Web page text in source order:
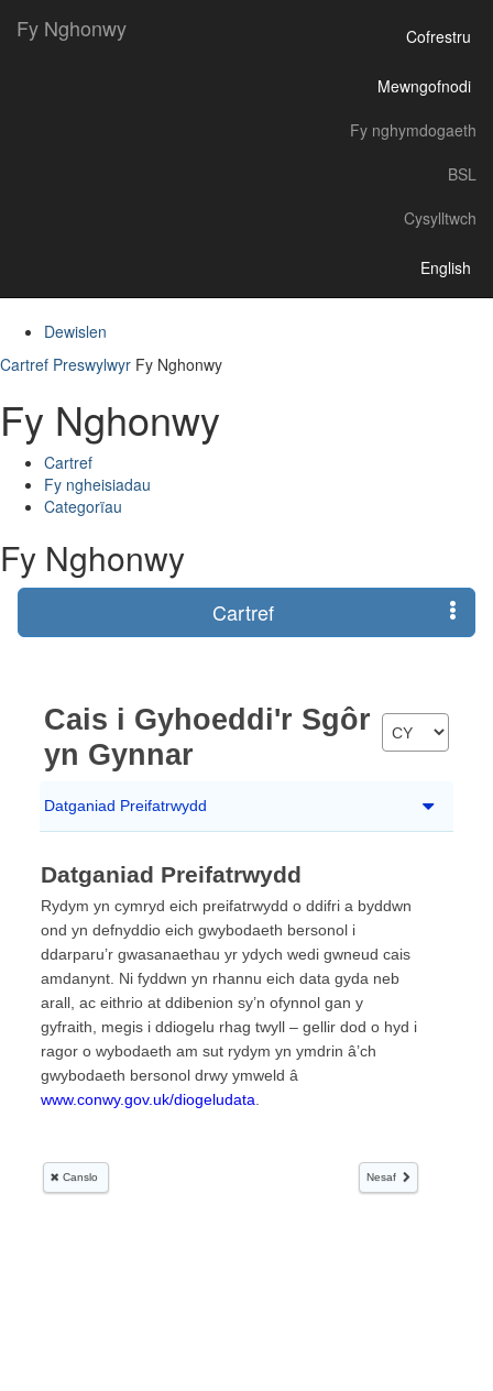
Fy Nghonwy Cofrestru
Mewngofnodi
Fy nghymdogaeth
BSL
Cysylltwch
English
Dewislen
Cartref Preswylwyr Fy Nghonwy
Fy Nghonwy
Cartref
Fy ngheisiadau
Categorïau
Fy Nghonwy
Cartref